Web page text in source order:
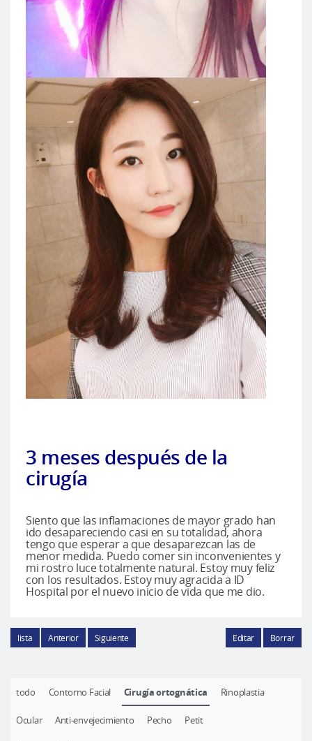
3 meses después de la
cirugía
Siento que las inflamaciones de mayor grado han
ido desapareciendo casi en su totalidad, ahora
tengo que esperar a que desaparezcan las de
menor medida. Puedo comer sin inconvenientes y
mi rostro luce totalmente natural. Estoy muy feliz
con los resultados. Estoy muy agracida a ID
Hospital por el nuevo inicio de vida que me dio.
lista Anterior Siguiente Editar Borrar
todo Contorno Facial Cirugía ortognática Rinoplastia
Ocular Anti-envejecimiento Pecho Petit